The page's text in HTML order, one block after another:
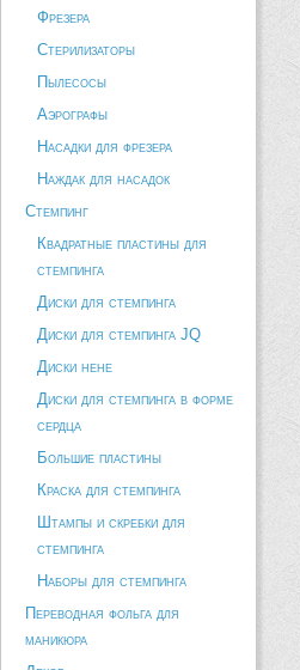
Фрезера
Стерилизаторы
Пылесосы
Аэрографы
Насадки для фрезера
Наждак для насадок
Стемпинг
Квадратные пластины для
стемпинга
Диски для стемпинга
Диски для стемпинга JQ
Диски hehe
Диски для стемпинга в форме
сердца
Большие пластины
Краска для стемпинга
Штампы и скребки для
стемпинга
Наборы для стемпинга
Переводная фольга для
маникюра